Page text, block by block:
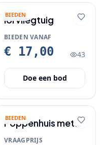
BIEDEN
lol vliegtuig
BIEDEN VANAF
€ 17,00 43
Doe een bod
BIEDEN
Poppenhuis met
toebehoren
VRAAGPRIJS